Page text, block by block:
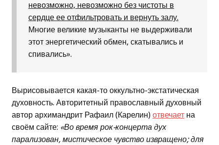
невозможно, невозможно без чистоты в
сердце ее отфильтровать и вернуть залу.
Многие великие музыканты не выдерживали
этот энергетический обмен, скатывались и
спивались».
Вырисовывается какая-то оккультно-экстатическая
духовность. Авторитетный православный духовный
автор архимандрит Рафаил (Карелин) отвечает на
своём сайте: «Во время рок-концерта дух
парализован, мистическое чувство извращено; для